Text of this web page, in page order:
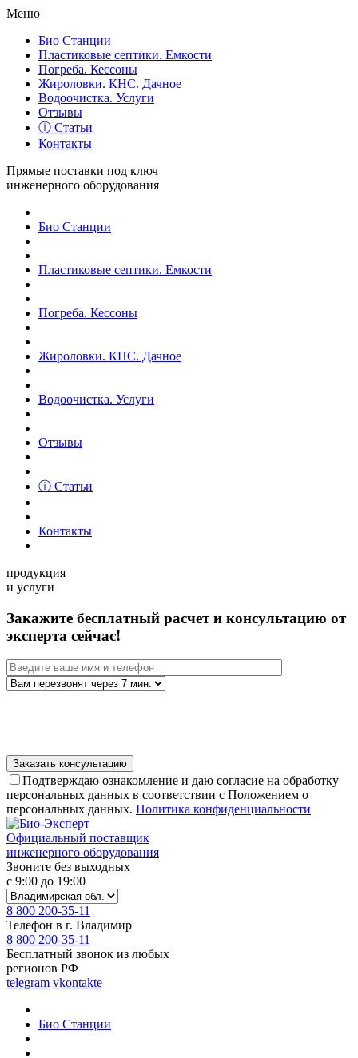
Меню
Био Станции
Пластиковые септики. Емкости
Погреба. Кессоны
Жироловки. КНС. Дачное
Водоочистка. Услуги
Отзывы
ⓘ Статьи
Контакты
Прямые поставки под ключ
инженерного оборудования
Био Станции
Пластиковые септики. Емкости
Погреба. Кессоны
Жироловки. КНС. Дачное
Водоочистка. Услуги
Отзывы
ⓘ Статьи
Контакты
продукция
и услуги
Закажите бесплатный расчет и консультацию от
эксперта сейчас!
Подтверждаю ознакомление и даю согласие на обработку
персональных данных в соответствии с Положением о
персональных данных. Политика конфиденциальности
Официальный поставщик
инженерного оборудования
Звоните без выходных
с 9:00 до 19:00
8 800 200-35-11
Телефон в г. Владимир
8 800 200-35-11
Бесплатный звонок из любых
регионов РФ
telegram vkontakte
Био Станции